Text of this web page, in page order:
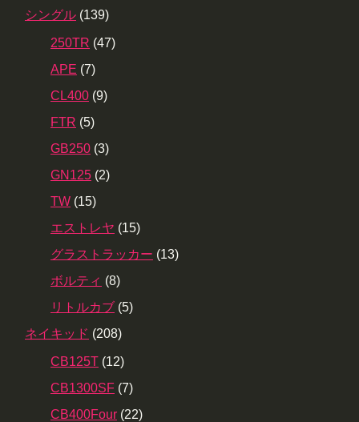
シングル (139)
250TR (47)
APE (7)
CL400 (9)
FTR (5)
GB250 (3)
GN125 (2)
TW (15)
エストレヤ (15)
グラストラッカー (13)
ボルティ (8)
リトルカブ (5)
ネイキッド (208)
CB125T (12)
CB1300SF (7)
CB400Four (22)